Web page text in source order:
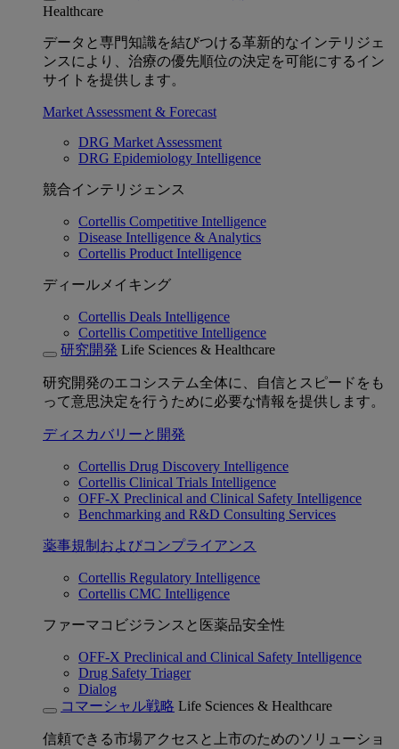
Healthcare
データと専門知識を結びつける革新的なインテリジェ
ンスにより、治療の優先順位の決定を可能にするイン
サイトを提供します。
Market Assessment & Forecast
DRG Market Assessment
DRG Epidemiology Intelligence
競合インテリジェンス
Cortellis Competitive Intelligence
Disease Intelligence & Analytics
Cortellis Product Intelligence
ディールメイキング
Cortellis Deals Intelligence
Cortellis Competitive Intelligence
研究開発 Life Sciences & Healthcare
研究開発のエコシステム全体に、自信とスピードをも
って意思決定を行うために必要な情報を提供します。
ディスカバリーと開発
Cortellis Drug Discovery Intelligence
Cortellis Clinical Trials Intelligence
OFF-X Preclinical and Clinical Safety Intelligence
Benchmarking and R&D Consulting Services
薬事規制およびコンプライアンス
Cortellis Regulatory Intelligence
Cortellis CMC Intelligence
ファーマコビジランスと医薬品安全性
OFF-X Preclinical and Clinical Safety Intelligence
Drug Safety Triager
Dialog
コマーシャル戦略 Life Sciences & Healthcare
信頼できる市場アクセスと上市のためのソリューショ